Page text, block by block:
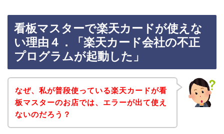
看板マスターで楽天カードが使えな
い理由４．「楽天カード会社の不正
プログラムが起動した」
なぜ、私が普段使っている楽天カードが看
板マスターのお店では、エラーが出て使え
ないのだろう？